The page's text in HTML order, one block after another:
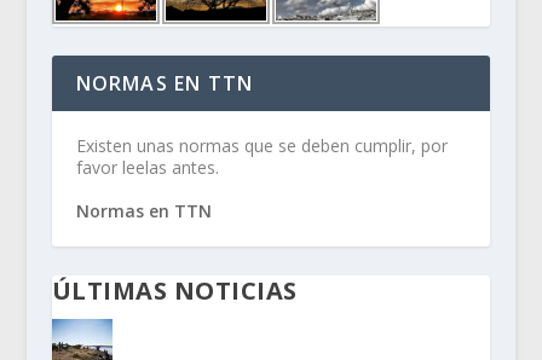
NORMAS EN TTN
Existen unas normas que se deben cumplir, por
favor leelas antes.
Normas en TTN
ÚLTIMAS NOTICIAS